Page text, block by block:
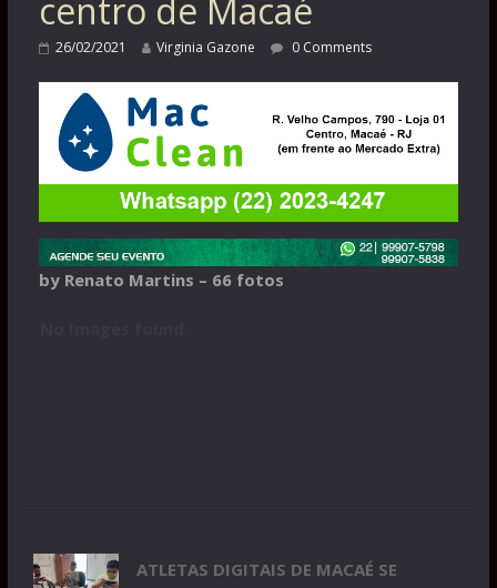
centro de Macaé
26/02/2021 Virginia Gazone 0 Comments
by Renato Martins – 66 fotos
ATLETAS DIGITAIS DE MACAÉ SE